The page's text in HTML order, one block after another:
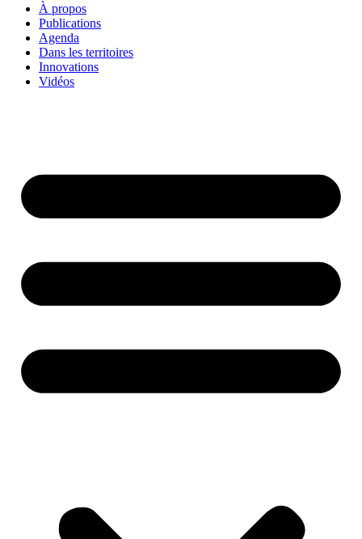
À propos
Publications
Agenda
Dans les territoires
Innovations
Vidéos